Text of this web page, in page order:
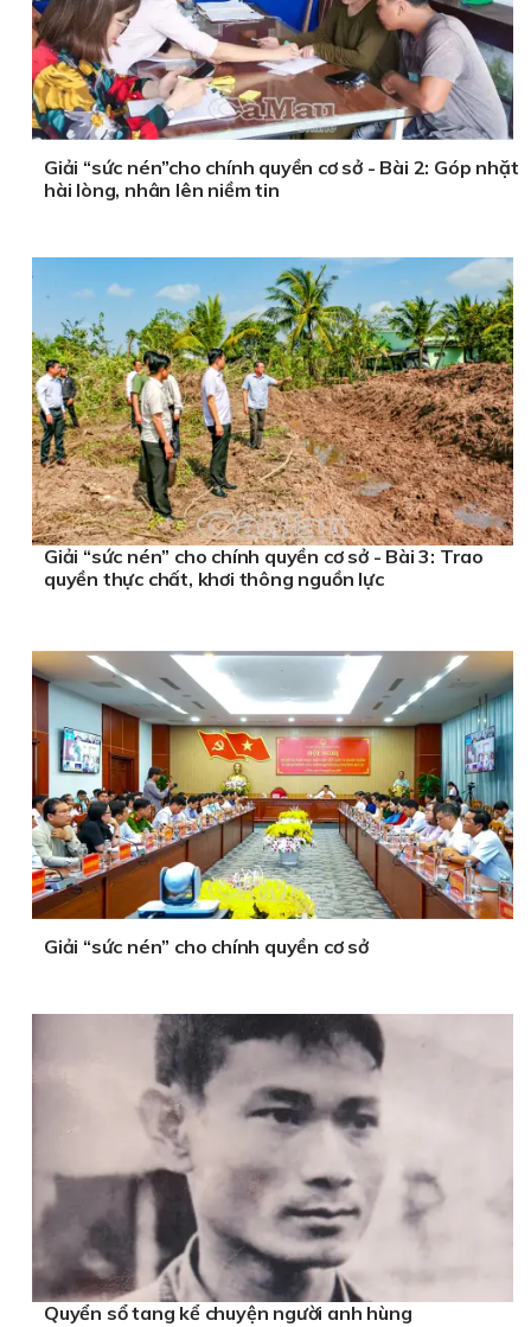
Giải “sức nén”cho chính quyền cơ sở - Bài 2: Góp nhặt
hài lòng, nhân lên niềm tin
Giải “sức nén” cho chính quyền cơ sở - Bài 3: Trao
quyền thực chất, khơi thông nguồn lực
Giải “sức nén” cho chính quyền cơ sở
Quyển sổ tang kể chuyện người anh hùng